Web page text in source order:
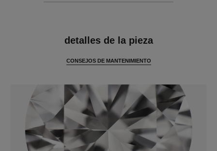
detalles de la pieza
CONSEJOS DE MANTENIMIENTO